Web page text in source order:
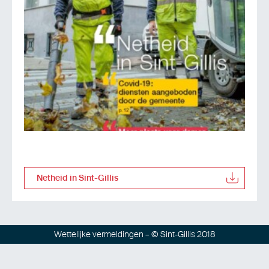
Netheid in Sint-Gillis
Wettelijke vermeldingen – © Sint-Gillis 2018